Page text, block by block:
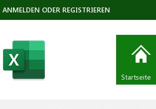
ANMELDEN ODER REGISTRIEREN
Startseite